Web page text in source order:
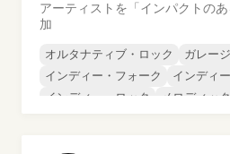
アーティストを「インパクトの
加
オルタナティブ・ロック
ガレー
インディー・フォーク
インディ
インディー・ロック
メロディッ